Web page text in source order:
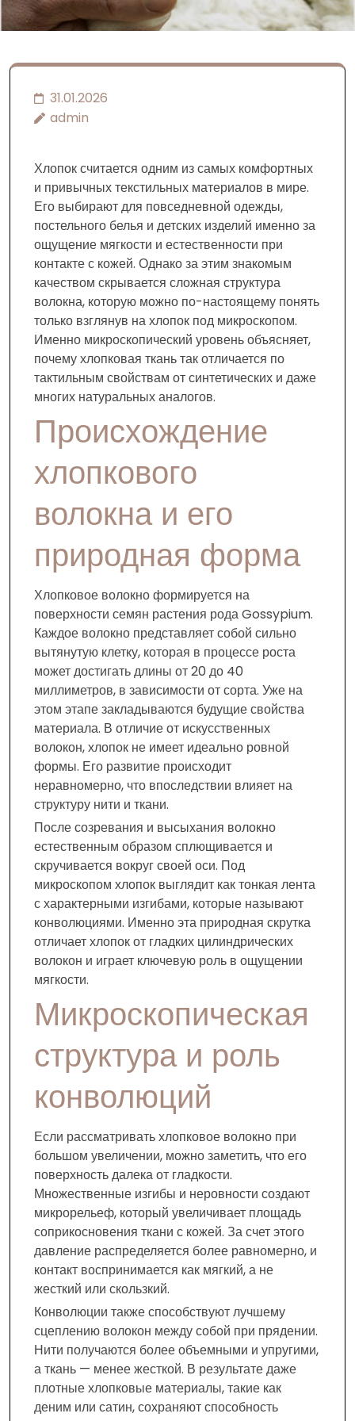
31.01.2026
admin
Хлопок считается одним из самых комфортных
и привычных текстильных материалов в мире.
Его выбирают для повседневной одежды,
постельного белья и детских изделий именно за
ощущение мягкости и естественности при
контакте с кожей. Однако за этим знакомым
качеством скрывается сложная структура
волокна, которую можно по-настоящему понять
только взглянув на хлопок под микроскопом.
Именно микроскопический уровень объясняет,
почему хлопковая ткань так отличается по
тактильным свойствам от синтетических и даже
многих натуральных аналогов.
Происхождение
хлопкового
волокна и его
природная форма
Хлопковое волокно формируется на
поверхности семян растения рода Gossypium.
Каждое волокно представляет собой сильно
вытянутую клетку, которая в процессе роста
может достигать длины от 20 до 40
миллиметров, в зависимости от сорта. Уже на
этом этапе закладываются будущие свойства
материала. В отличие от искусственных
волокон, хлопок не имеет идеально ровной
формы. Его развитие происходит
неравномерно, что впоследствии влияет на
структуру нити и ткани.
После созревания и высыхания волокно
естественным образом сплющивается и
скручивается вокруг своей оси. Под
микроскопом хлопок выглядит как тонкая лента
с характерными изгибами, которые называют
конволюциями. Именно эта природная скрутка
отличает хлопок от гладких цилиндрических
волокон и играет ключевую роль в ощущении
мягкости.
Микроскопическая
структура и роль
конволюций
Если рассматривать хлопковое волокно при
большом увеличении, можно заметить, что его
поверхность далека от гладкости.
Множественные изгибы и неровности создают
микрорельеф, который увеличивает площадь
соприкосновения ткани с кожей. За счет этого
давление распределяется более равномерно, и
контакт воспринимается как мягкий, а не
жесткий или скользкий.
Конволюции также способствуют лучшему
сцеплению волокон между собой при прядении.
Нити получаются более объемными и упругими,
а ткань — менее жесткой. В результате даже
плотные хлопковые материалы, такие как
деним или сатин, сохраняют способность